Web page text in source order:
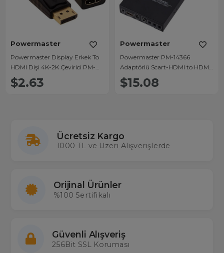
Powermaster
Powermaster Display Erkek To
HDMI Dişi 4K-2K Çevirici PM-
14030
$2.63
Powermaster
Powermaster PM-14366
Adaptörlü Scart-HDMI to HDMI
Çevirici
$15.08
Ücretsiz Kargo
1000 TL ve Üzeri Alışverişlerde
Orijinal Ürünler
%100 Sertifikalı
Güvenli Alışveriş
256Bit SSL Koruması